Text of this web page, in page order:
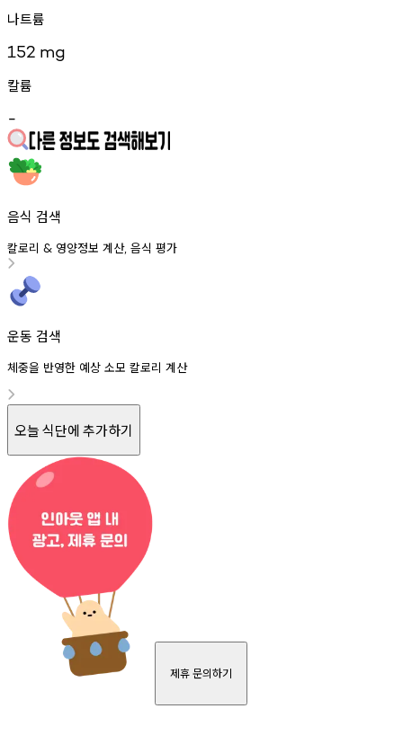
나트륨
152 mg
칼륨
-
음식 검색
칼로리 & 영양정보 계산, 음식 평가
운동 검색
체중을 반영한 예상 소모 칼로리 계산
오늘 식단에 추가하기
제휴 문의하기